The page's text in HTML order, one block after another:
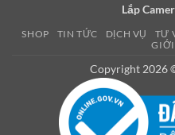
Lắp
SHOP TIN TỨC DỊCH VỤ TƯ
Copyright 2026